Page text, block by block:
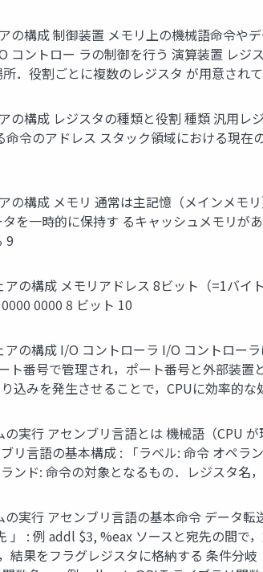
の構成 制御装置 メモリ上の機械語命令や
コントロー ラの制御を行う 演算装置 レ
．役割ごとに複数のレジスタ が用意され
の構成 レジスタの種類と役割 種類 汎用レ
命令のアドレス スタック領域における現
の構成 メモリ 通常は主記憶（メインメモ
を一時的に保持す るキャッシュメモリが
9
アの構成 メモリアドレス 8ビット（=1バ
0000 8 ビット 10
アの構成 I/O コントローラ I/O コントロー
ト番号で管理され，ポート番号と外部装
込みを発生させることで，CPUに効率的
の実行 アセンブリ言語とは 機械語（CPU
リ言語の基本構成 : 「ラベル: 命令 オペ
ンド: 命令の対象となるもの．レジスタ名
の実行 アセンブリ言語の基本命令 データ
」 : 例 addl $3, %eax ソースと宛先の間
結果をフラグレジスタに格納する 条件分